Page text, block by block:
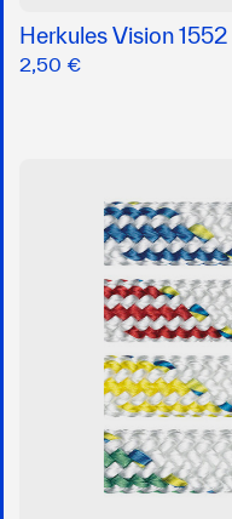
Herkules Vision 1552
2,50 €